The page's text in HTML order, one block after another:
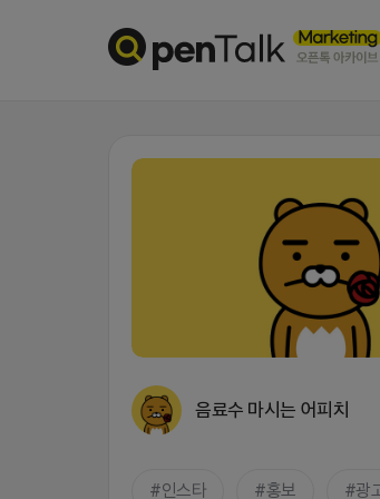
음료수 마시는 어피치
인스타 홍보 광